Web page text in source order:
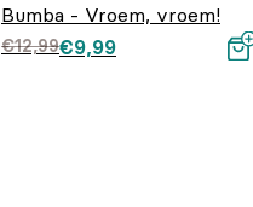
Bumba - Vroem, vroem!
€12,99
Oorspronkelijke prijs
€9,99
Huidige prijs is: